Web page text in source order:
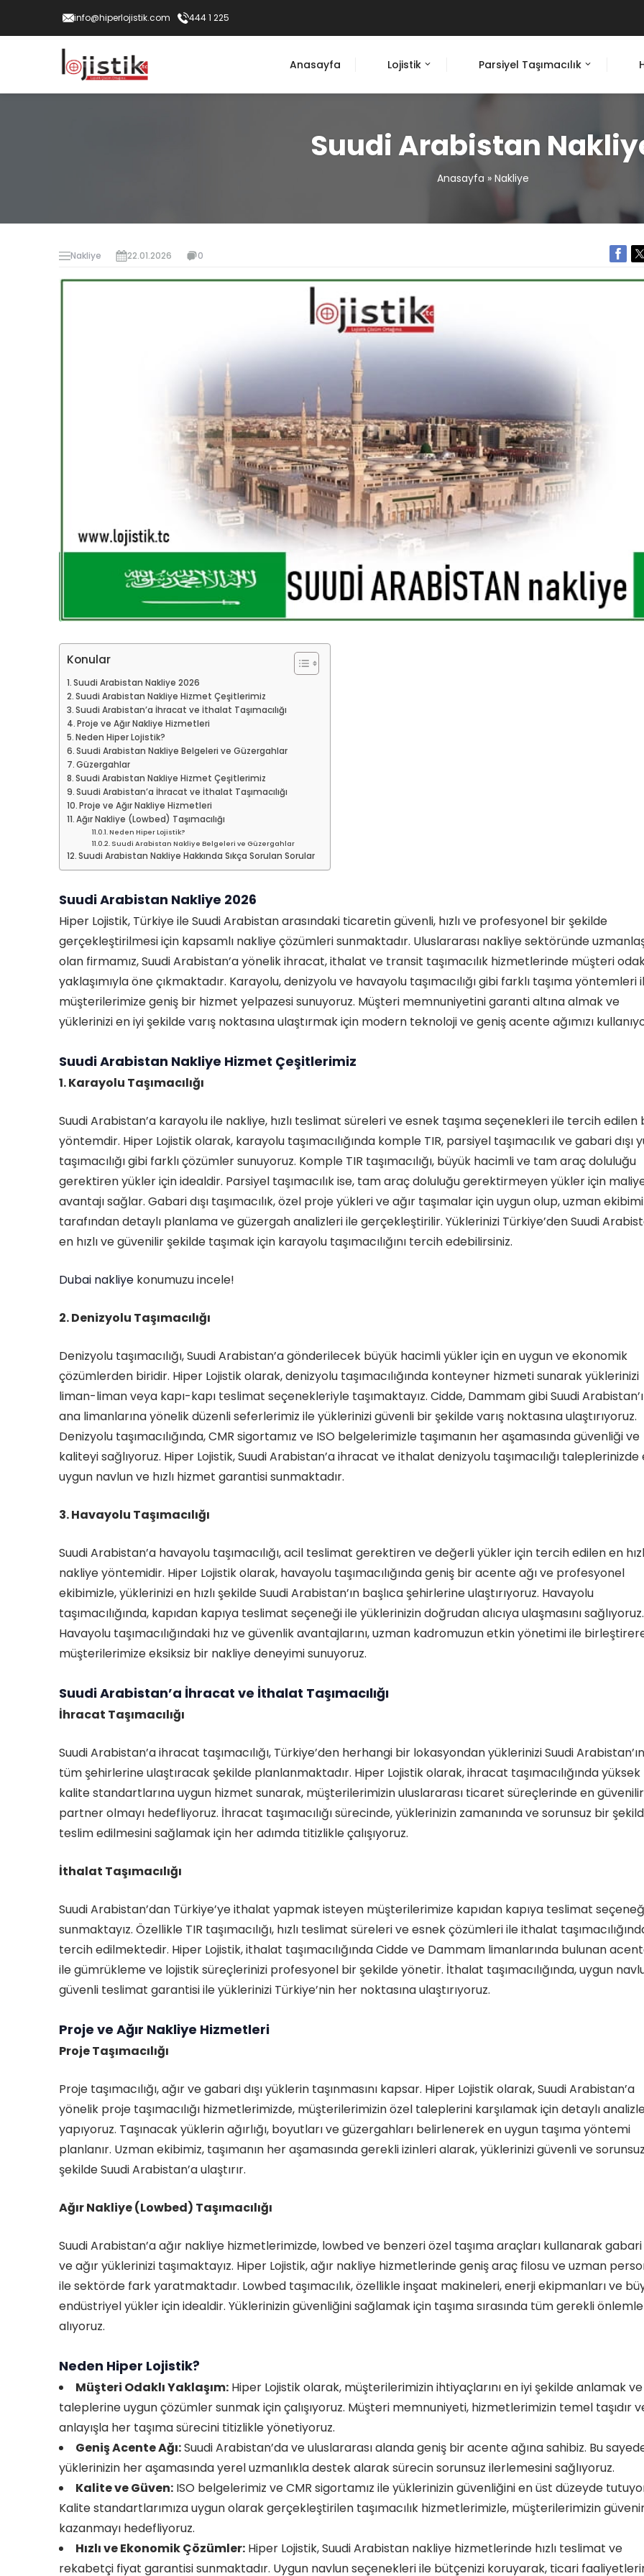
info@hiperlojistik.com 444 1 225
Anasayfa Lojistik Parsiyel Taşımacılık
Suudi Arabistan
Anasayfa » Nakliye
Nakliye 22.01.2026 0
Konular
Suudi Arabistan Nakliye 2026
Suudi Arabistan Nakliye Hizmet Çeşitlerimiz
Suudi Arabistan’a İhracat ve İthalat Taşımacılığı
Proje ve Ağır Nakliye Hizmetleri
Neden Hiper Lojistik?
Suudi Arabistan Nakliye Belgeleri ve Güzergahlar
Güzergahlar
Suudi Arabistan Nakliye Hizmet Çeşitlerimiz
Suudi Arabistan’a İhracat ve İthalat Taşımacılığı
Proje ve Ağır Nakliye Hizmetleri
Ağır Nakliye (Lowbed) Taşımacılığı
Neden Hiper Lojistik?
Suudi Arabistan Nakliye Belgeleri ve Güzergahlar
Suudi Arabistan Nakliye Hakkında Sıkça Sorulan Sorular
Suudi Arabistan Nakliye 2026
Hiper Lojistik, Türkiye ile Suudi Arabistan arasındaki ticaretin güvenli, hızlı ve profesyonel bir şekilde
gerçekleştirilmesi için kapsamlı nakliye çözümleri sunmaktadır. Uluslararası nakliye sektöründe
olan firmamız, Suudi Arabistan’a yönelik ihracat, ithalat ve transit taşımacılık hizmetlerinde müşteri
yaklaşımıyla öne çıkmaktadır. Karayolu, denizyolu ve havayolu taşımacılığı gibi farklı taşıma yöntemleri
müşterilerimize geniş bir hizmet yelpazesi sunuyoruz. Müşteri memnuniyetini garanti altına almak ve
yüklerinizi en iyi şekilde varış noktasına ulaştırmak için modern teknoloji ve geniş acente ağımızı
Suudi Arabistan Nakliye Hizmet Çeşitlerimiz
1. Karayolu Taşımacılığı
Suudi Arabistan’a karayolu ile nakliye, hızlı teslimat süreleri ve esnek taşıma seçenekleri ile tercih edilen
yöntemdir. Hiper Lojistik olarak, karayolu taşımacılığında komple TIR, parsiyel taşımacılık ve gabari dışı
taşımacılığı gibi farklı çözümler sunuyoruz. Komple TIR taşımacılığı, büyük hacimli ve tam araç doluluğu
gerektiren yükler için idealdir. Parsiyel taşımacılık ise, tam araç doluluğu gerektirmeyen yükler için
avantajı sağlar. Gabari dışı taşımacılık, özel proje yükleri ve ağır taşımalar için uygun olup, uzman
tarafından detaylı planlama ve güzergah analizleri ile gerçekleştirilir. Yüklerinizi Türkiye’den Suudi
en hızlı ve güvenilir şekilde taşımak için karayolu taşımacılığını tercih edebilirsiniz.
Dubai nakliye konumuzu incele!
2. Denizyolu Taşımacılığı
Denizyolu taşımacılığı, Suudi Arabistan’a gönderilecek büyük hacimli yükler için en uygun ve ekonomik
çözümlerden biridir. Hiper Lojistik olarak, denizyolu taşımacılığında konteyner hizmeti sunarak yüklerinizi
liman-liman veya kapı-kapı teslimat seçenekleriyle taşımaktayız. Cidde, Dammam gibi Suudi
ana limanlarına yönelik düzenli seferlerimiz ile yüklerinizi güvenli bir şekilde varış noktasına ulaştırıyoruz.
Denizyolu taşımacılığında, CMR sigortamız ve ISO belgelerimizle taşımanın her aşamasında güvenliği ve
kaliteyi sağlıyoruz. Hiper Lojistik, Suudi Arabistan’a ihracat ve ithalat denizyolu taşımacılığı taleplerinizde
uygun navlun ve hızlı hizmet garantisi sunmaktadır.
3. Havayolu Taşımacılığı
Suudi Arabistan’a havayolu taşımacılığı, acil teslimat gerektiren ve değerli yükler için tercih edilen en
nakliye yöntemidir. Hiper Lojistik olarak, havayolu taşımacılığında geniş bir acente ağı ve profesyonel
ekibimizle, yüklerinizi en hızlı şekilde Suudi Arabistan’ın başlıca şehirlerine ulaştırıyoruz. Havayolu
taşımacılığında, kapıdan kapıya teslimat seçeneği ile yüklerinizin doğrudan alıcıya ulaşmasını sağlıyoruz.
Havayolu taşımacılığındaki hız ve güvenlik avantajlarını, uzman kadromuzun etkin yönetimi ile
müşterilerimize eksiksiz bir nakliye deneyimi sunuyoruz.
Suudi Arabistan’a İhracat ve İthalat Taşımacılığı
İhracat Taşımacılığı
Suudi Arabistan’a ihracat taşımacılığı, Türkiye’den herhangi bir lokasyondan yüklerinizi Suudi Arabistan’ın
tüm şehirlerine ulaştıracak şekilde planlanmaktadır. Hiper Lojistik olarak, ihracat taşımacılığında yüksek
kalite standartlarına uygun hizmet sunarak, müşterilerimizin uluslararası ticaret süreçlerinde en güvenilir
partner olmayı hedefliyoruz. İhracat taşımacılığı sürecinde, yüklerinizin zamanında ve sorunsuz bir
teslim edilmesini sağlamak için her adımda titizlikle çalışıyoruz.
İthalat Taşımacılığı
Suudi Arabistan’dan Türkiye’ye ithalat yapmak isteyen müşterilerimize kapıdan kapıya teslimat
sunmaktayız. Özellikle TIR taşımacılığı, hızlı teslimat süreleri ve esnek çözümleri ile ithalat
tercih edilmektedir. Hiper Lojistik, ithalat taşımacılığında Cidde ve Dammam limanlarında bulunan
ile gümrükleme ve lojistik süreçlerinizi profesyonel bir şekilde yönetir. İthalat taşımacılığında, uygun
güvenli teslimat garantisi ile yüklerinizi Türkiye’nin her noktasına ulaştırıyoruz.
Proje ve Ağır Nakliye Hizmetleri
Proje Taşımacılığı
Proje taşımacılığı, ağır ve gabari dışı yüklerin taşınmasını kapsar. Hiper Lojistik olarak, Suudi Arabistan’a
yönelik proje taşımacılığı hizmetlerimizde, müşterilerimizin özel taleplerini karşılamak için detaylı
yapıyoruz. Taşınacak yüklerin ağırlığı, boyutları ve güzergahları belirlenerek en uygun taşıma yöntemi
planlanır. Uzman ekibimiz, taşımanın her aşamasında gerekli izinleri alarak, yüklerinizi güvenli ve
şekilde Suudi Arabistan’a ulaştırır.
Ağır Nakliye (Lowbed) Taşımacılığı
Suudi Arabistan’a ağır nakliye hizmetlerimizde, lowbed ve benzeri özel taşıma araçları kullanarak gabari
ve ağır yüklerinizi taşımaktayız. Hiper Lojistik, ağır nakliye hizmetlerinde geniş araç filosu ve uzman
ile sektörde fark yaratmaktadır. Lowbed taşımacılık, özellikle inşaat makineleri, enerji ekipmanları ve
endüstriyel yükler için idealdir. Yüklerinizin güvenliğini sağlamak için taşıma sırasında tüm gerekli
alıyoruz.
Neden Hiper Lojistik?
Müşteri Odaklı Yaklaşım: Hiper Lojistik olarak, müşterilerimizin ihtiyaçlarını en iyi şekilde anlamak ve
taleplerine uygun çözümler sunmak için çalışıyoruz. Müşteri memnuniyeti, hizmetlerimizin temel taşıdır
anlayışla her taşıma sürecini titizlikle yönetiyoruz.
Geniş Acente Ağı:Suudi Arabistan’da ve uluslararası alanda geniş bir acente ağına sahibiz. Bu
yüklerinizin her aşamasında yerel uzmanlıkla destek alarak sürecin sorunsuz ilerlemesini sağlıyoruz.
Kalite ve Güven: ISO belgelerimiz ve CMR sigortamız ile yüklerinizin güvenliğini en üst düzeyde
Kalite standartlarımıza uygun olarak gerçekleştirilen taşımacılık hizmetlerimizle, müşterilerimizin
kazanmayı hedefliyoruz.
Hızlı ve Ekonomik Çözümler: Hiper Lojistik, Suudi Arabistan nakliye hizmetlerinde hızlı teslimat ve
rekabetçi fiyat garantisi sunmaktadır. Uygun navlun seçenekleri ile bütçenizi koruyarak, ticari